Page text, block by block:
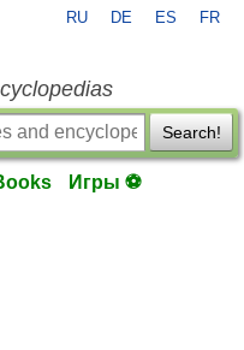
RU DE ES FR
Search!
Игры ⚽